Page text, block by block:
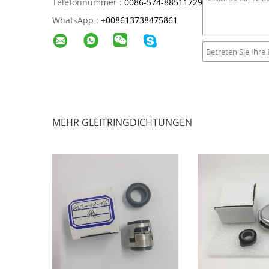
WhatsApp : +008613738475861
MEHR GLEITRINGDICHTUNGEN